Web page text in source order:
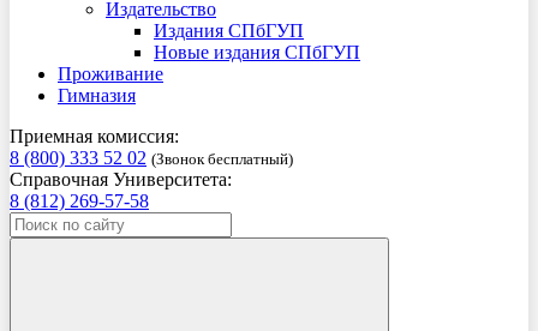
Издательство
Издания СПбГУП
Новые издания СПбГУП
Проживание
Гимназия
Приемная комиссия:
8 (800) 333 52 02 (Звонок бесплатный)
Справочная Университета:
8 (812) 269-57-58